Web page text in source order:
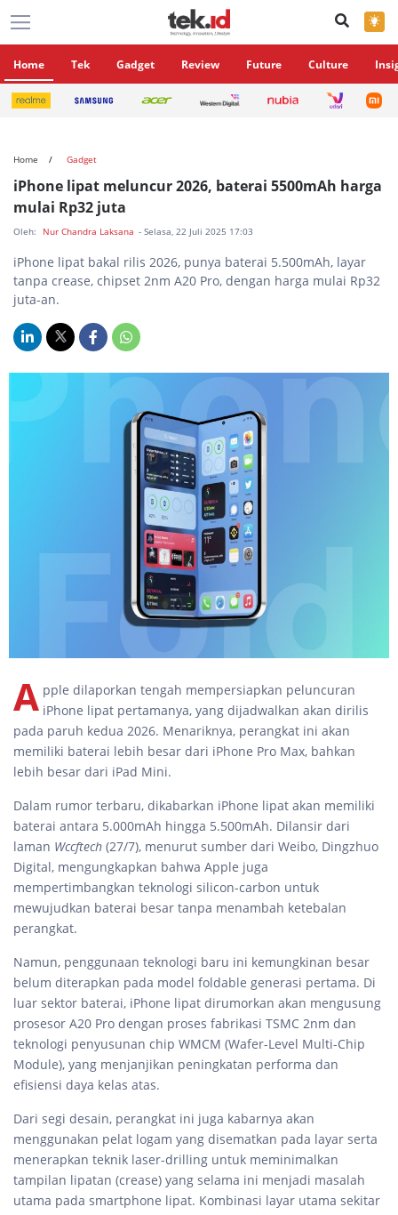
×
Home Tek Gadget Review Future Culture
Home Gadget
iPhone lipat meluncur 2026, baterai 5500mAh harga
mulai Rp32 juta
Oleh: Nur Chandra Laksana - Selasa, 22 Juli 2025 17:03
iPhone lipat bakal rilis 2026, punya baterai 5.500mAh, layar
tanpa crease, chipset 2nm A20 Pro, dengan harga mulai Rp32
juta-an.
A pple dilaporkan tengah mempersiapkan peluncuran
iPhone lipat pertamanya, yang dijadwalkan akan dirilis
pada paruh kedua 2026. Menariknya, perangkat ini akan
memiliki baterai lebih besar dari iPhone Pro Max, bahkan
lebih besar dari iPad Mini.
Dalam rumor terbaru, dikabarkan iPhone lipat akan memiliki
baterai antara 5.000mAh hingga 5.500mAh. Dilansir dari
laman Wccftech (27/7), menurut sumber dari Weibo, Dingzhuo
Digital, mengungkapkan bahwa Apple juga
mempertimbangkan teknologi silicon-carbon untuk
mewujudkan baterai besar tanpa menambah ketebalan
perangkat.
Namun, penggunaan teknologi baru ini kemungkinan besar
belum diterapkan pada model foldable generasi pertama. Di
luar sektor baterai, iPhone lipat dirumorkan akan mengusung
prosesor A20 Pro dengan proses fabrikasi TSMC 2nm dan
teknologi penyusunan chip WMCM (Wafer-Level Multi-Chip
Module), yang menjanjikan peningkatan performa dan
efisiensi daya kelas atas.
Dari segi desain, perangkat ini juga kabarnya akan
menggunakan pelat logam yang disematkan pada layar serta
menerapkan teknik laser-drilling untuk meminimalkan
tampilan lipatan (crease) yang selama ini menjadi masalah
utama pada smartphone lipat. Kombinasi layar utama sekitar